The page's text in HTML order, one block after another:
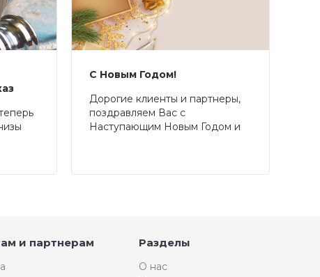
С Новым Годом!
Дорогие клиенты и партнеры,
поздравляем Вас с
Наступающим Новым Годом и
и партнерам Разделы
О нас